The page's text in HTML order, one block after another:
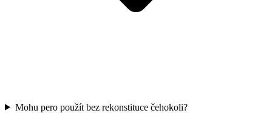
Mohu pero použít bez rekonstituce čehokoli?